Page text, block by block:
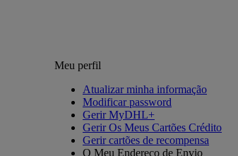
Meu perfil
Atualizar minha informação
Modificar password
Gerir MyDHL+
Gerir Os Meus Cartões Crédito
Gerir cartões de recompensa
O Meu Endereço de Envio